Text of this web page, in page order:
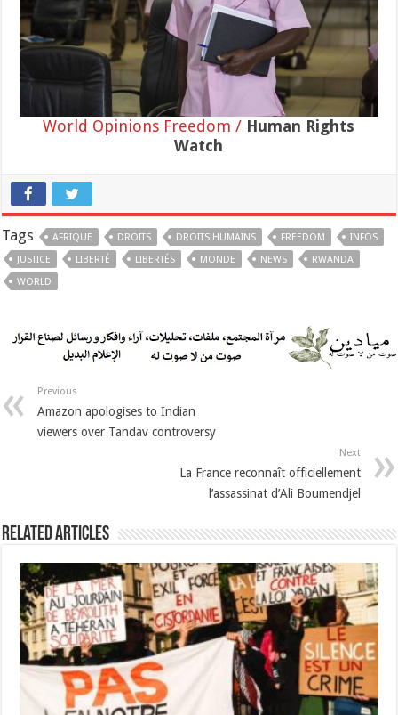
World Opinions Freedom / Human Rights
Watch
Tags AFRIQUE DROITS DROITS HUMAINS FREEDOM
INFOS
JUSTICE
LIBERTÉ LIBERTÉS MONDE NEWS
RWANDA
WORLD
Previous
Amazon apologises to Indian
viewers over Tandav controversy
Next
La France reconnaît officiellement
l’assassinat d’Ali Boumendjel
Related Articles